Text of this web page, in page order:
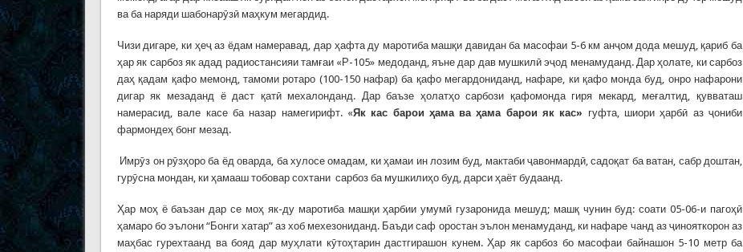
ва ба наряди шабонарӯзӣ маҳкум мегардид.
Чизи дигаре, ки ҳеҷ аз ёдам намеравад, дар ҳафта ду маротиба машқи давидан ба масофаи 5-6 км анҷом дода мешуд, қариб ба
ҳар як сарбоз як адад радиостансияи тамғаи «Р-105» медоданд, яъне дар дав мушкилӣ эҷод менамуданд. Дар ҳолате, ки сарбоз
даҳ қадам қафо мемонд, тамоми ротаро (100-150 нафар) ба қафо мегардониданд, нафаре, ки қафо монда буд, онро нафарони
дигар як мезаданд ё даст қатӣ мехалонданд. Дар баъзе ҳолатҳо сарбози қафомонда гиря мекард, меғалтид, қувваташ
намерасид, вале касе ба назар намегирифт. «Як кас барои ҳама ва ҳама барои як кас» гуфта, шиори ҳарбӣ аз ҷониби
фармондеҳ бонг мезад.
Имрӯз он рӯзҳоро ба ёд оварда, ба хулосе омадам, ки ҳамаи ин лозим буд, мактаби ҷавонмардӣ, садоқат ба ватан, сабр доштан,
гурӯсна мондан, ки ҳамааш тобовар сохтани сарбоз ба мушкилиҳо буд, дарси ҳаёт будаанд.
Ҳар моҳ ё баъзан дар се моҳ як-ду маротиба машқи ҳарбии умумӣ гузаронида мешуд; машқ чунин буд: соати 05-06-и пагоҳӣ
ҳамаро бо эълони “Бонги хатар” аз хоб мехезониданд. Баъди саф оростан эълон менамуданд, ки нафаре чанд аз ҷинояткорон аз
маҳбас гурехтаанд ва бояд дар муҳлати кӯтоҳтарин дастгирашон кунем. Ҳар як сарбоз бо масофаи байнашон 5-10 метр ба